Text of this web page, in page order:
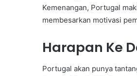
Kemenangan, Portugal
membesarkan motivasi
Harapan Ke
Portugal akan punya